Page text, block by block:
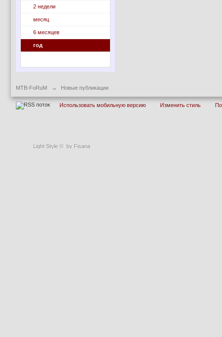
Light Style © by Fisana
2 недели
месяц
6 месяцев
год
MTB-FoRuM → Новые публикации
Использовать мобильную версию Изменить стиль